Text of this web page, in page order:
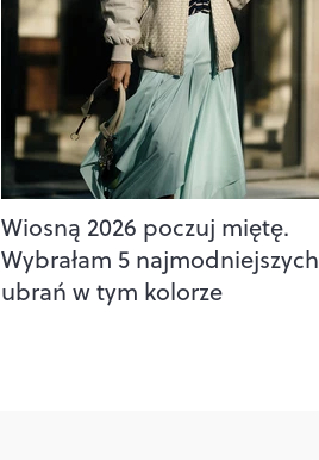
Wiosną 2026 poczuj miętę.
Wybrałam 5 najmodniejszych
ubrań w tym kolorze